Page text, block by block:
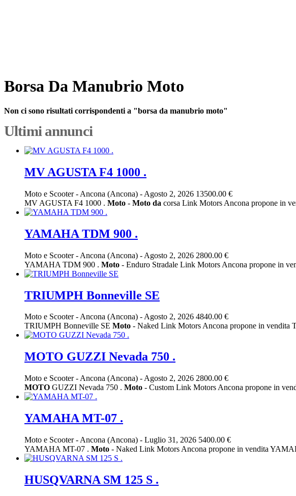
Borsa Da Manubrio Moto
Non ci sono risultati corrispondenti a "borsa da manubrio moto"
Ultimi annunci
MV AGUSTA F4 1000 .
Moto e Scooter- Ancona (Ancona) - Agosto 2, 2026 13500.00 €
MV AGUSTA F4 1000 . Moto - Moto da corsa Link Motors Ancona propone in
YAMAHA TDM 900 .
Moto e Scooter- Ancona (Ancona) - Agosto 2, 2026 2800.00 €
YAMAHA TDM 900 . Moto - Enduro Stradale Link Motors Ancona propone in
TRIUMPH Bonneville SE
Moto e Scooter-Ancona (Ancona) -Agosto 2, 2026 4840.00 €
TRIUMPH Bonneville SE Moto - Naked Link Motors Ancona propone in
MOTO GUZZI Nevada 750 .
Moto e Scooter- Ancona (Ancona) - Agosto 2, 2026 2800.00 €
MOTO GUZZI Nevada 750 . Moto - Custom Link Motors Ancona propone in
YAMAHA MT-07 .
Moto e Scooter- Ancona (Ancona) - Luglio 31, 2026 5400.00 €
YAMAHA MT-07 . Moto - Naked Link Motors Ancona propone in vendita
HUSQVARNA SM 125 S .